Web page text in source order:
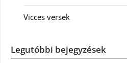
Vicces versek
Legutóbbi bejegyzések